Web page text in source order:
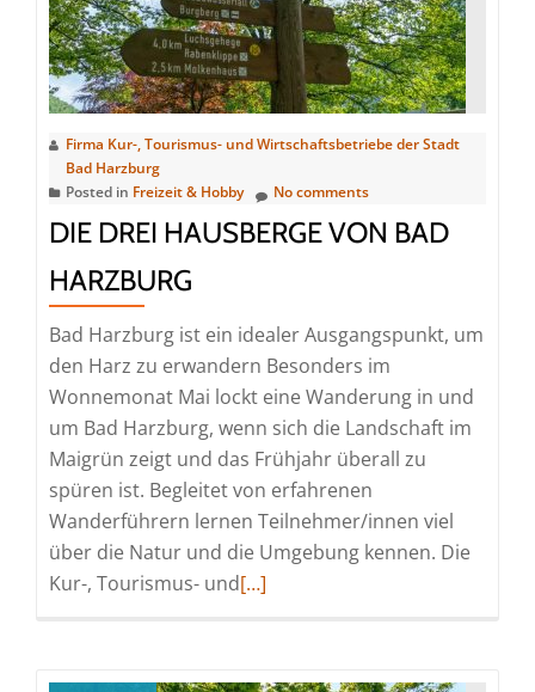
Bleicheborn
Quelle
Firma Kur-, Tourismus- und Wirtschaftsbetriebe der Stadt
Bad Harzburg
Posted in Freizeit & Hobby No comments
DIE DREI HAUSBERGE VON BAD
HARZBURG
Bad Harzburg ist ein idealer Ausgangspunkt, um
den Harz zu erwandern Besonders im
Wonnemonat Mai lockt eine Wanderung in und
um Bad Harzburg, wenn sich die Landschaft im
Maigrün zeigt und das Frühjahr überall zu
spüren ist. Begleitet von erfahrenen
Wanderführern lernen Teilnehmer/innen viel
über die Natur und die Umgebung kennen. Die
Kur-, Tourismus- undRead
[…]